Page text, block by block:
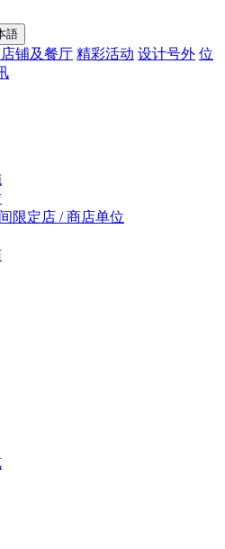
語
铺及餐厅 精彩活动 设计号外 位
限定店 / 商店单位